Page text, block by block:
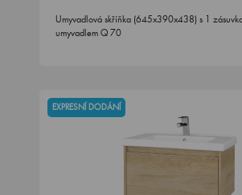
Umyvadlová skříňka (645x390x438) s 1
umyvadlem Q 70
EXPRESNÍ DODÁNÍ